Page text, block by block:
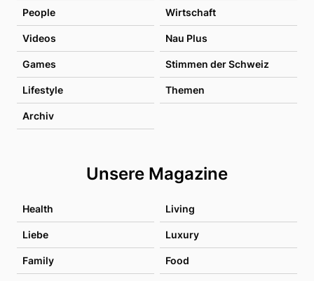
People Wirtschaft
Videos Nau Plus
Games Stimmen der Schweiz
Lifestyle Themen
Archiv
Unsere Magazine
Health Living
Liebe Luxury
Family Food